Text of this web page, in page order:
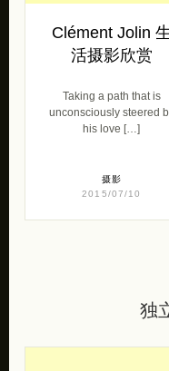
Clément Jolin 生
活摄影欣赏
Taking a path that is
unconsciously steered
his love […]
摄影
2015/07/10
独